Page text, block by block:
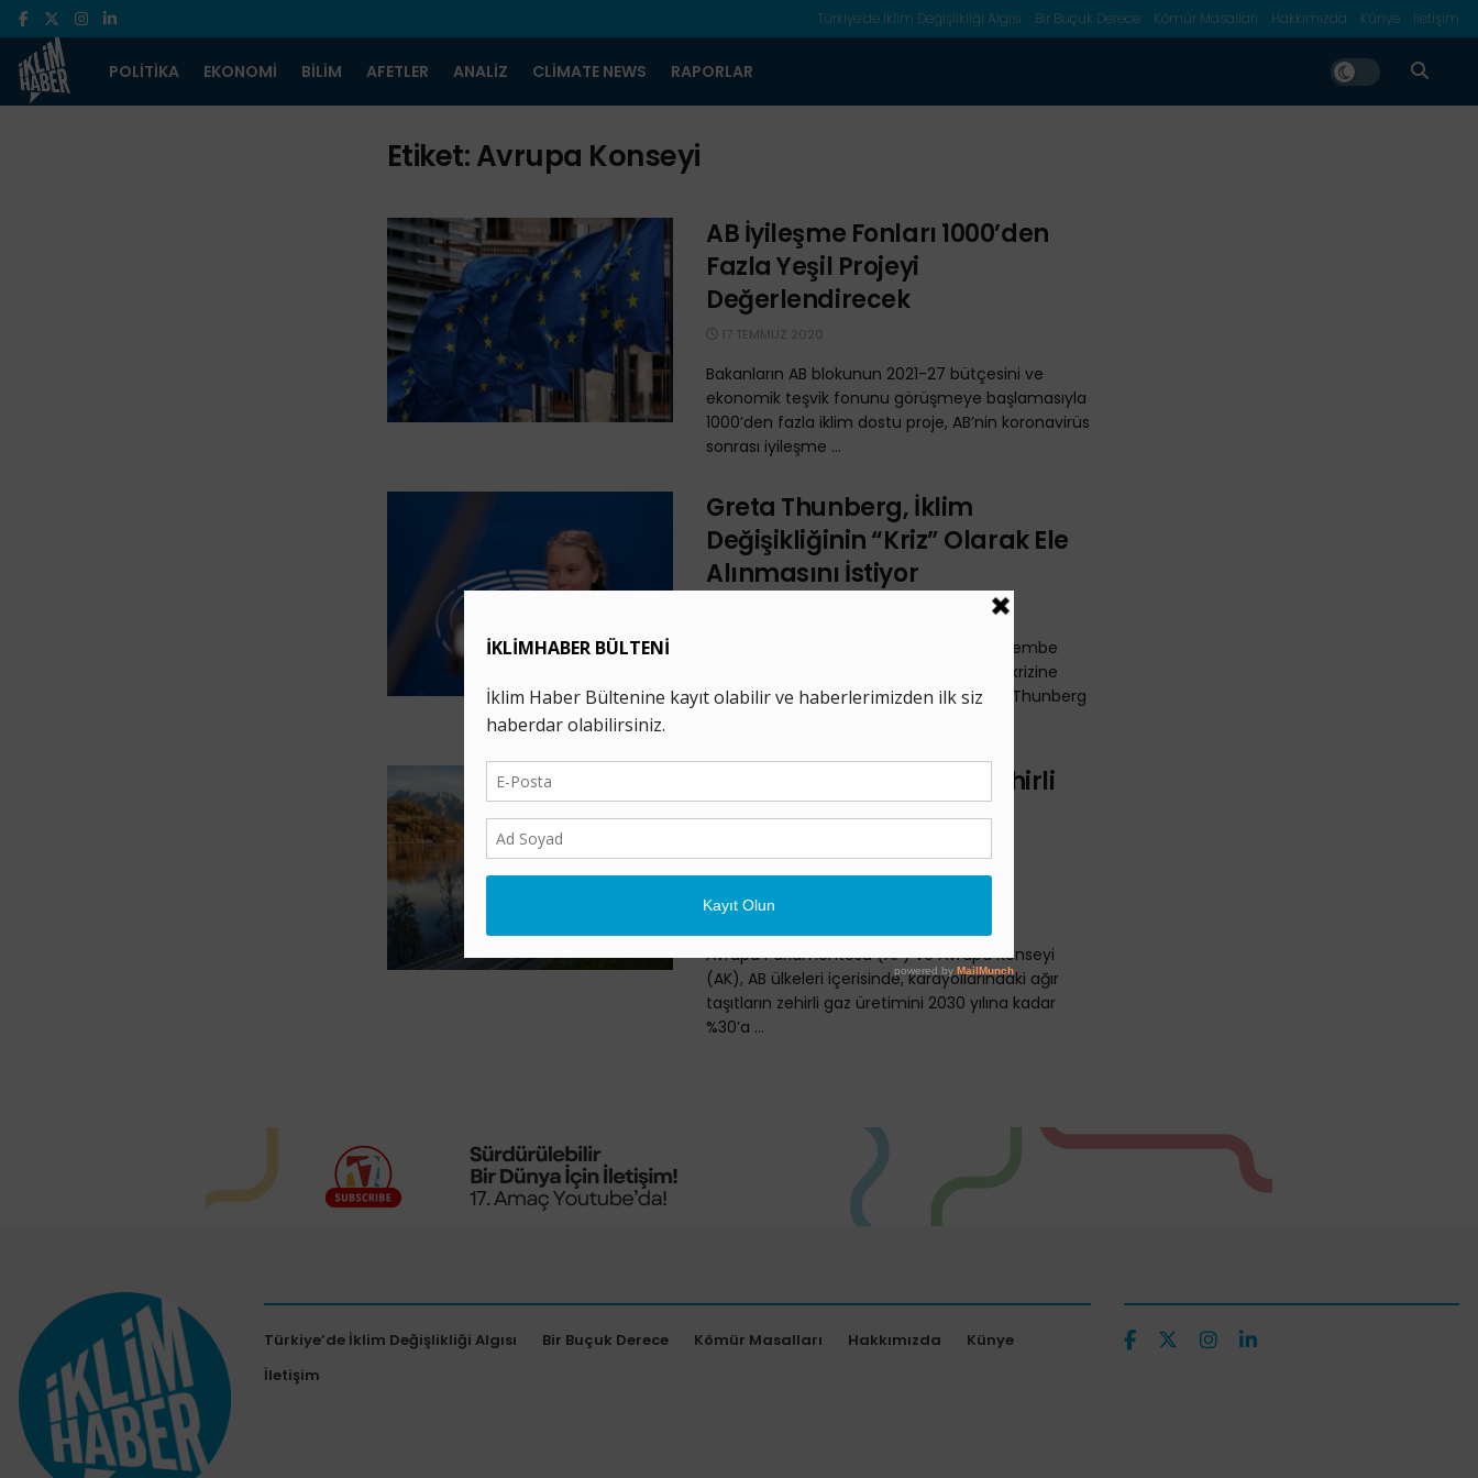
Türkiye’de İklim Değişlikliği Algısı Bir Buçuk Derece Kömür Masalları Hakkımızda Künye İletişim
POLITIKA EKONOMI BILIM AFETLER ANALIZ CLIMATE NEWS RAPORLAR
Etiket:Avrupa Konseyi
AB İyileşme Fonları 1000’den
Fazla Yeşil Projeyi
Değerlendirecek
17 TEMMUZ 2020
Bakanların AB blokunun 2021-27 bütçesini ve
ekonomik teşvik fonunu görüşmeye başlamasıyla
1000’den fazla iklim dostu proje, AB’nin koronavirüs
sonrası iyileşme ...
Greta Thunberg, İklim
Değişikliğinin “Kriz” Olarak Ele
Alınmasını İstiyor
Genç iklim aktivist Greta Thunberg, Perşembe
günü Avrupa liderlerine seslenerek iklim krizine
karşı acil eyleme geçmelerini talep etti. Thunberg
AB’deki Ağır Taşıtların Zehirli
Gaz Salımını Azaltmayı
İmzalandı
20 ŞUBAT 2019
Avrupa Parlamentosu (AP) ve Avrupa Konseyi
(AK), AB ülkeleri içerisinde, karayollarındaki ağır
taşıtların zehirli gaz üretimini 2030 yılına kadar
%30’a ...
Türkiye’de İklim Değişlikliği Algısı Bir Buçuk Derece Kömür Masalları Hakkımızda
Künye
İletişim